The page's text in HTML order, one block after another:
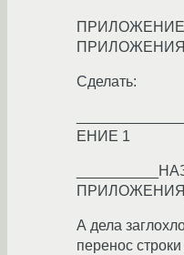
ПРИЛОЖЕНИЕ
ПРИЛОЖЕНИЯ
Сделать:
ЕНИЕ 1
А дела
перенос